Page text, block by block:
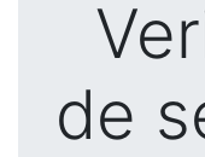
de